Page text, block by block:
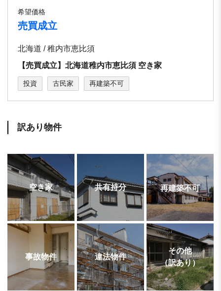
希望価格
売買成立
北海道 / 稚内市恵比須
【売買成立】北海道稚内市恵比須 空き家
投資 古民家 再建築不可
訳あり物件
空き家 共有持分 再建築不可
事故物件 違法物件
その他
（訳あり）